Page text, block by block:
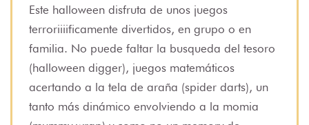
Este halloween disfruta de unos juegos
terroriiiificamente divertidos, en grupo o en
familia. No puede faltar la busqueda del tesoro
(halloween digger), juegos matemáticos
acertando a la tela de araña (spider darts), un
tanto más dinámico envolviendo a la momia